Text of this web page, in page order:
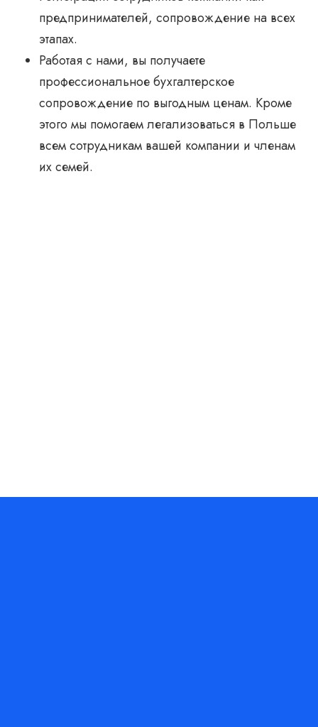
предпринимателей, сопровождение на всех
этапах.
Работая с нами, вы получаете
профессиональное бухгалтерское
сопровождение по выгодным ценам. Кроме
этого мы помогаем легализоваться в Польше
всем сотрудникам вашей компании и членам
их семей.